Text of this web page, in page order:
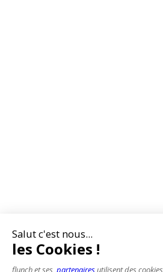
Salut c'est nous...
les Cookies !
flunch et ses partenairesutilisent des cookies